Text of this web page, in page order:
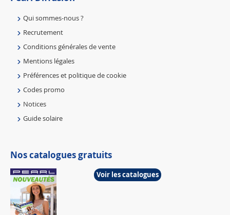
Qui sommes-nous ?
Recrutement
Conditions générales de vente
Mentions légales
Préférences et politique de cookie
Codes promo
Notices
Guide solaire
Nos catalogues gratuits
Voir les catalogues